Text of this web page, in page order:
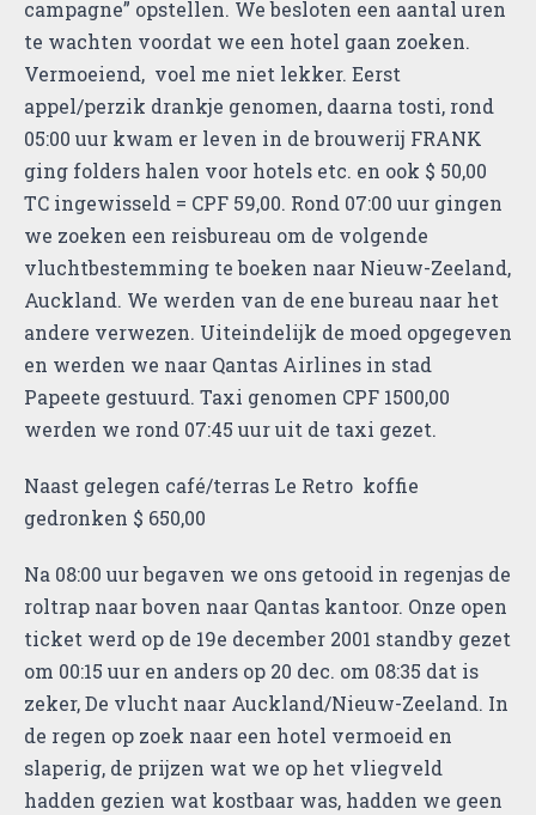
campagne” opstellen. We besloten een aantal uren
te wachten voordat we een hotel gaan zoeken.
Vermoeiend, voel me niet lekker. Eerst
appel/perzik drankje genomen, daarna tosti, rond
05:00 uur kwam er leven in de brouwerij FRANK
ging folders halen voor hotels etc. en ook $ 50,00
TC ingewisseld = CPF 59,00. Rond 07:00 uur gingen
we zoeken een reisbureau om de volgende
vluchtbestemming te boeken naar Nieuw-Zeeland,
Auckland. We werden van de ene bureau naar het
andere verwezen. Uiteindelijk de moed opgegeven
en werden we naar Qantas Airlines in stad
Papeete gestuurd. Taxi genomen CPF 1500,00
werden we rond 07:45 uur uit de taxi gezet.
Naast gelegen café/terras Le Retro koffie
gedronken $ 650,00
Na 08:00 uur begaven we ons getooid in regenjas de
roltrap naar boven naar Qantas kantoor. Onze open
ticket werd op de 19e december 2001 standby gezet
om 00:15 uur en anders op 20 dec. om 08:35 dat is
zeker, De vlucht naar Auckland/Nieuw-Zeeland. In
de regen op zoek naar een hotel vermoeid en
slaperig, de prijzen wat we op het vliegveld
hadden gezien wat kostbaar was, hadden we geen